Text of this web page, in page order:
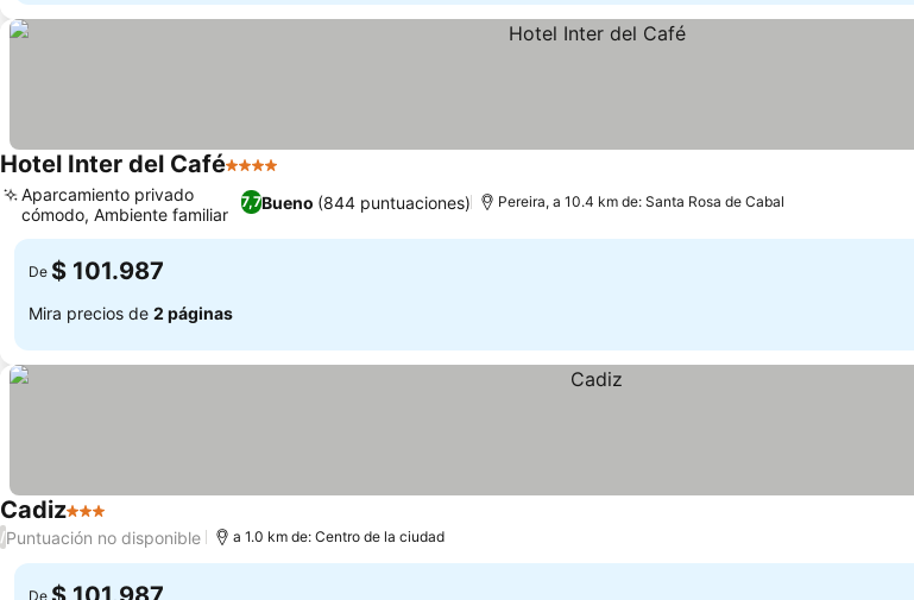
Hotel Inter del Café4 Estrellas
7,7Bueno (844 puntuaciones)
Aparcamiento privado
cómodo, Ambiente familiar
Pereira, a 10.4 km de: Santa Rosa de Cabal
De $ 101.987
Mira precios de 2 páginas
Cadiz3 Estrellas
/Puntuación no disponible a 1.0 km de: Centro de la ciudad
De